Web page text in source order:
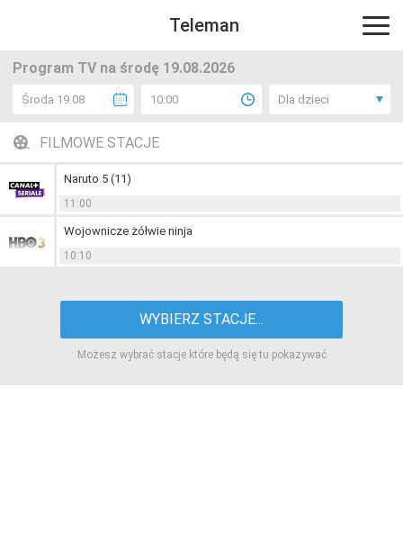
Teleman
Program TV na środę 19.08.2026
Środa 19.08 10:00 Dla dzieci
FILMOWE STACJE
Naruto 5 (11)
11:00
Wojownicze żółwie ninja
10:10
WYBIERZ STACJE...
Możesz wybrać stacje które będą się tu pokazywać